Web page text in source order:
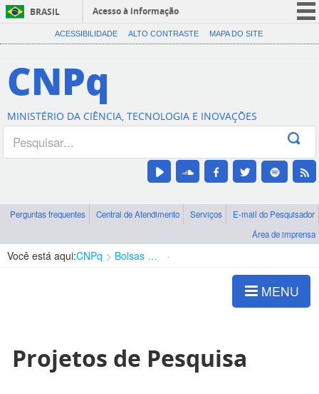
BRASIL
Acesso à informação
CORONAVÍRUS (COVID-19)
Canais
ACESSIBILIDADE ALTO CONTRASTE MAPA DO SITE
CNPq
MINISTÉRIO DA CIÊNCIA, TECNOLOGIA E INOVAÇÕES
Perguntas frequentes Central de Atendimento Serviços
E-mail do Pesquisador
Área de imprensa
Você está aqui:CNPq Bolsas e Auxílios Vigentes
MENU
Projetos de Pesquisa